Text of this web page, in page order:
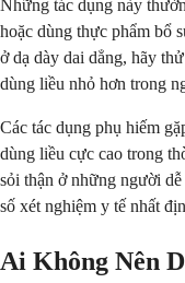
Những tác dụng này
hoặc dùng thực phẩm bổ
ở dạ dày dai dẳng, hãy
dùng liều nhỏ hơn trong
Các tác dụng phụ hiếm
dùng liều cực cao trong
sỏi thận ở những người
số xét nghiệm y tế nhất
Ai Không Nên